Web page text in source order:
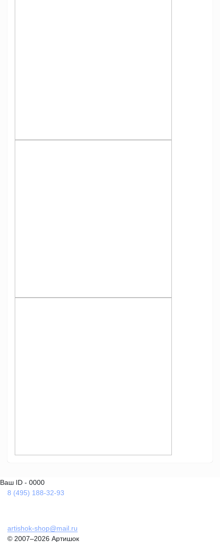
Ваш ID - 0000
8 (495) 188-32-93
artishok-shop@mail.ru
© 2007–2026 Артишок